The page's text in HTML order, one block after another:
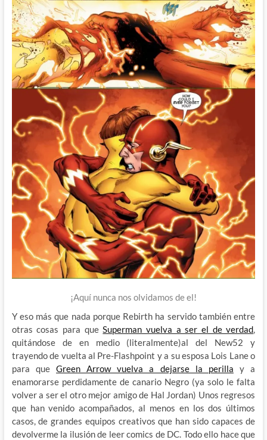
¡Aquí nunca nos olvidamos de el!
Y eso más que nada porque Rebirth ha servido también entre
otras cosas para queSuperman vuelva a ser el de verdad,
quitándose de en medio (literalmente)al del New52 y
trayendo de vuelta al Pre-Flashpoint y a su esposa Lois Lane o
para queGreen Arrow vuelva a dejarse la perilla y a
enamorarse perdidamente de canario Negro (ya solo le falta
volver a ser el otro mejor amigo de Hal Jordan) Unos regresos
que han venido acompañados, al menos en los dos últimos
casos, de grandes equipos creativos que han sido capaces de
devolverme la ilusión de leer comics de DC. Todo ello hace que